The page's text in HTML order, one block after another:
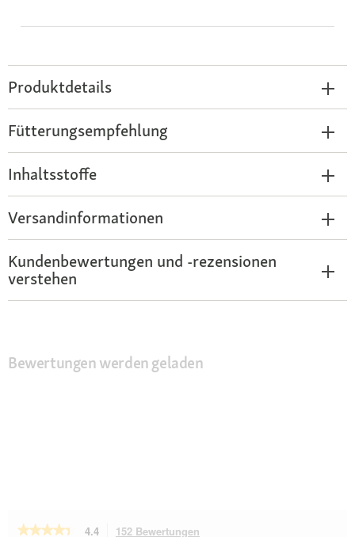
Produktdetails
Fütterungsempfehlung
Inhaltsstoffe
Versandinformationen
Kundenbewertungen und -rezensionen
verstehen
Bewertungen werden geladen
★★★★★
★★★★★ 4.4 152 Bewertungen